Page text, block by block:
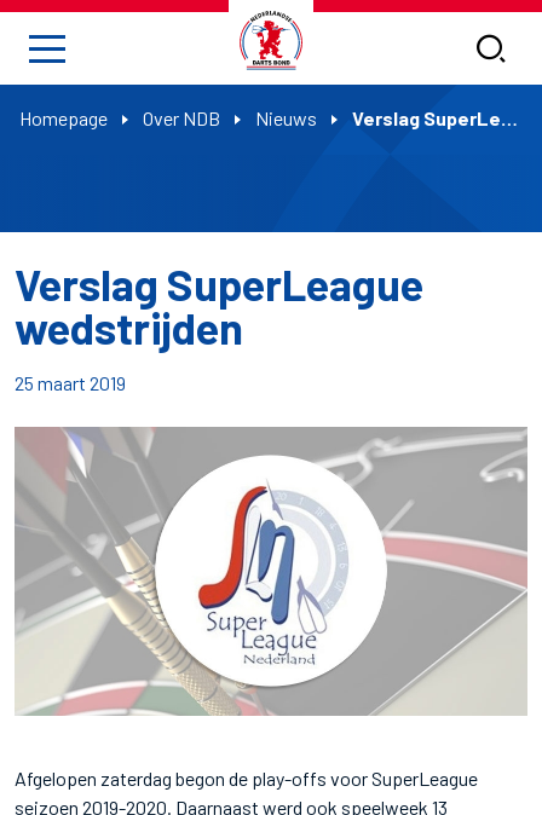
Homepage Over NDB Nieuws Verslag SuperLeague wedstrijden
Verslag SuperLeague
wedstrijden
25 maart 2019
Afgelopen zaterdag begon de play-offs voor SuperLeague
seizoen 2019-2020. Daarnaast werd ook speelweek 13